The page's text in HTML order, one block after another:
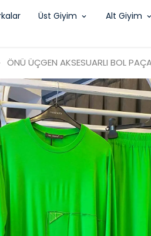
Üst Giyim Alt Giyim
ÖNÜ ÜÇGEN AKSESUARLI BOL